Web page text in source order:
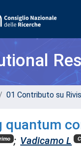
01 Contributo su
quantum
; Vadicamo L